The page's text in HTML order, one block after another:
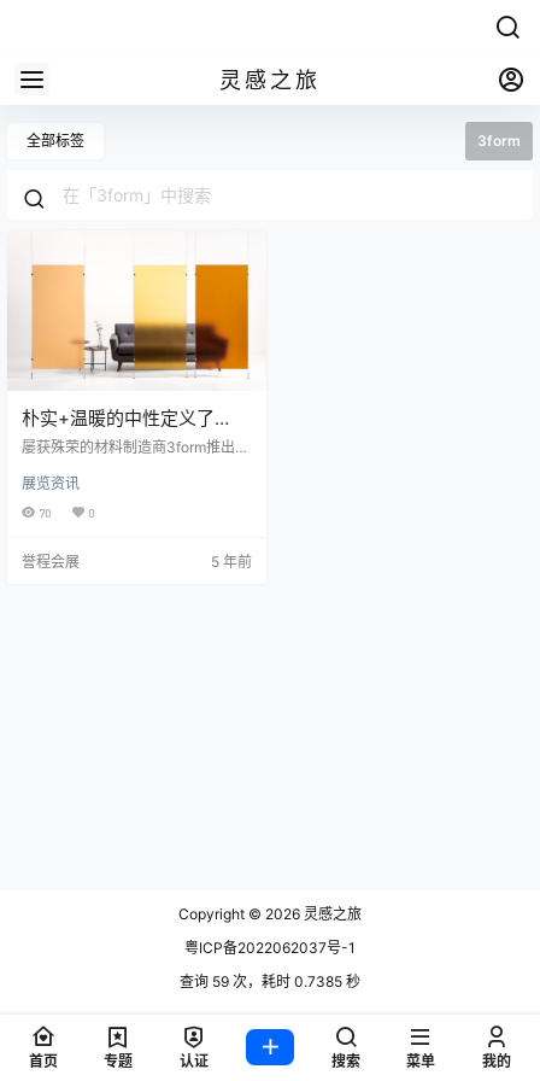
灵感之旅
全部标签 3form
朴实+温暖的中性定义了
3form的2021年设计系列
屡获殊荣的材料制造商3form推出了
用大地色调的阴影，以探索色彩与
自然光之间的关系。从灰白色和冷
组合中较柔和的一面。这些自然的
展览资讯
70 0
誉程会展 5 年前
Copyright © 2026 灵感之旅
粤ICP备2022062037号-1
查询 59 次，耗时 0.7385 秒
首页 专题 认证 搜索 菜单 我的